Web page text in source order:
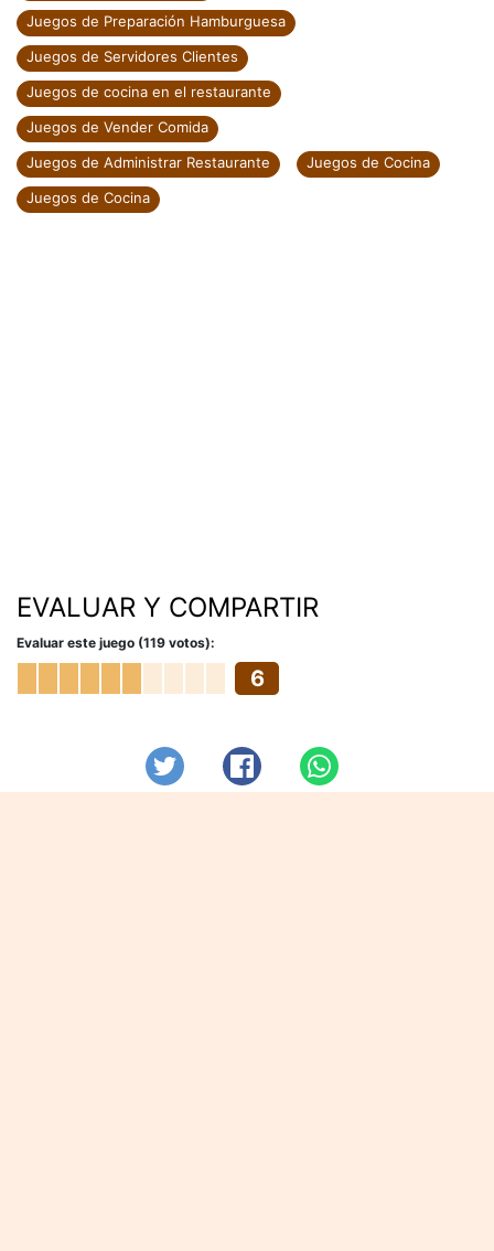
Juegos de Preparación Hamburguesa
Juegos de Servidores Clientes
Juegos de cocina en el restaurante
Juegos de Vender Comida
Juegos de Administrar Restaurante
Juegos de Cocina
Juegos de Cocina
EVALUAR Y COMPARTIR
Evaluar este juego (119 votos):
6